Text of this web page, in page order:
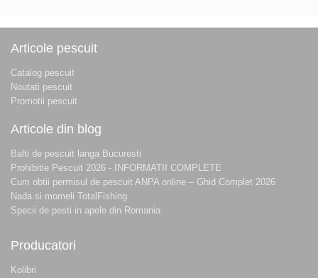
Articole pescuit
Catalog pescuit
Noutati pescuit
Promotii pescuit
Articole din blog
Balti de pescuit langa Bucuresti
Prohibitie Pescuit 2026 - INFORMATII COMPLETE
Cum obtii permisul de pescuit ANPA online – Ghid Complet 2026
Nada si momeli TotalFishing
Specii de pesti in apele din Romania
Producatori
Kolibri